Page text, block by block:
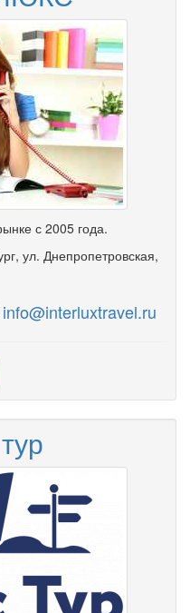
с 2005 года.
ул. Днепропетровская,
info@interluxtravel.ru